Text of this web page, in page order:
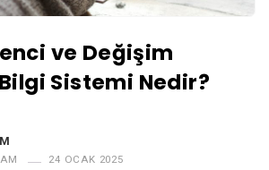
ve Değişim
Sistemi Nedir?
24 OCAK 2025